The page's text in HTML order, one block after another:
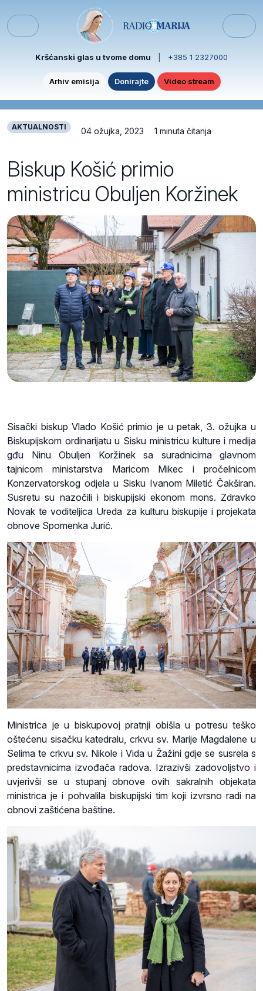
Menu
Kršćanski glas u tvome domu +385 1 2327000
Arhiv emisija Donirajte Video stream
AKTUALNOSTI 04 ožujka, 2023 1 minuta čitanja
Biskup Košić primio
ministricu Obuljen Koržinek
Sisački biskup Vlado Košić primio je u petak, 3. ožujka u
Biskupijskom ordinarijatu u Sisku ministricu kulture i medija
gđu Ninu Obuljen Koržinek sa suradnicima glavnom
tajnicom ministarstva Maricom Mikec i pročelnicom
Konzervatorskog odjela u Sisku Ivanom Miletić Čakširan.
Susretu su nazočili i biskupijski ekonom mons. Zdravko
Novak te voditeljica Ureda za kulturu biskupije i projekata
obnove Spomenka Jurić.
Ministrica je u biskupovoj pratnji obišla u potresu teško
oštećenu sisačku katedralu, crkvu sv. Marije Magdalene u
Selima te crkvu sv. Nikole i Vida u Žažini gdje se susrela s
predstavnicima izvođača radova. Izrazivši zadovoljstvo i
uvjerivši se u stupanj obnove ovih sakralnih objekata
ministrica je i pohvalila biskupijski tim koji izvrsno radi na
obnovi zaštićena baštine.